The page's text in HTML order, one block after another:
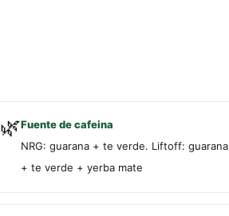
🌿Fuente de cafeina
NRG: guarana + te verde. Liftoff: guarana
+ te verde + yerba mate